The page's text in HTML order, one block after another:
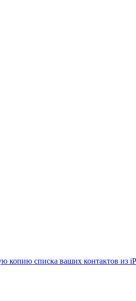
копию списка ваших контактов